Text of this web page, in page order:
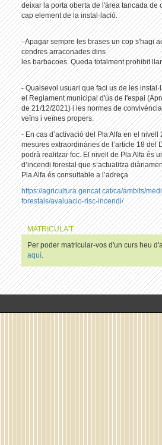
deixar la porta oberta de l'àrea tancada de
cap element de la instal·lació.
- Apagar sempre les brases un cop s'hagi
cendres arraconades dins
les barbacoes. Queda totalment prohibit
- Qualsevol usuari que faci us de les
el Reglament municipal d'ús de l'espai
de 21/12/2021) i les normes de
veïns i veïnes propers.
- En cas d’activació del Pla Alfa en el
mesures extraordinàries de l’article 18 del
podrà realitzar foc. El nivell de Pla Alfa és
d’incendi forestal que s’actualitza
Pla Alfa és consultable a l’adreça
https://agricultura.gencat.cat/ca/ambits/
forestals/avaluacio-risc-incendi/
MATRICULA'T
Per poder matricular-vos d'un curs heu
aquí.